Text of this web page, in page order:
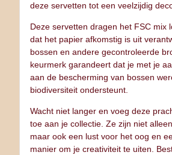
deze servetten tot een veelzijdig
Deze servetten dragen het FSC mix
dat het papier afkomstig is uit
bossen en andere gecontroleerde
keurmerk garandeert dat je met je
aan de bescherming van bossen
biodiversiteit ondersteunt.
Wacht niet langer en voeg deze
toe aan je collectie. Ze zijn niet
maar ook een lust voor het oog en
manier om je creativiteit te uiten.